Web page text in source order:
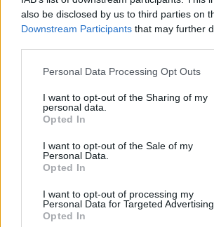
also be disclosed by us to third parties on
Downstream Participants that may further
Please note that this website/app uses one
not limited to your visit or usage behaviour.
grant or deny consent to Google and its
use your data for below specified purposes
consent section.
Personal Data Processing Opt Outs
I want to opt-out of the Sharing of my
personal data.
Opted In
I want to opt-out of the Sale of my
Personal Data.
Opted In
I want to opt-out of processing my
Personal Data for Targeted Advertising.
Opted In
Gergelynekadták át.
Az év zenekari művésze címetTóth
Solymosi Tamás balettigazgató
Az év kartáncosa elismerést.